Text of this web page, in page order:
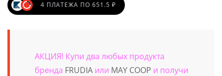
4 ПЛАТЕЖА ПО 651.5 ₽
АКЦИЯ! Купи два любых продукта
бренда FRUDIA или MAY COOP и получи